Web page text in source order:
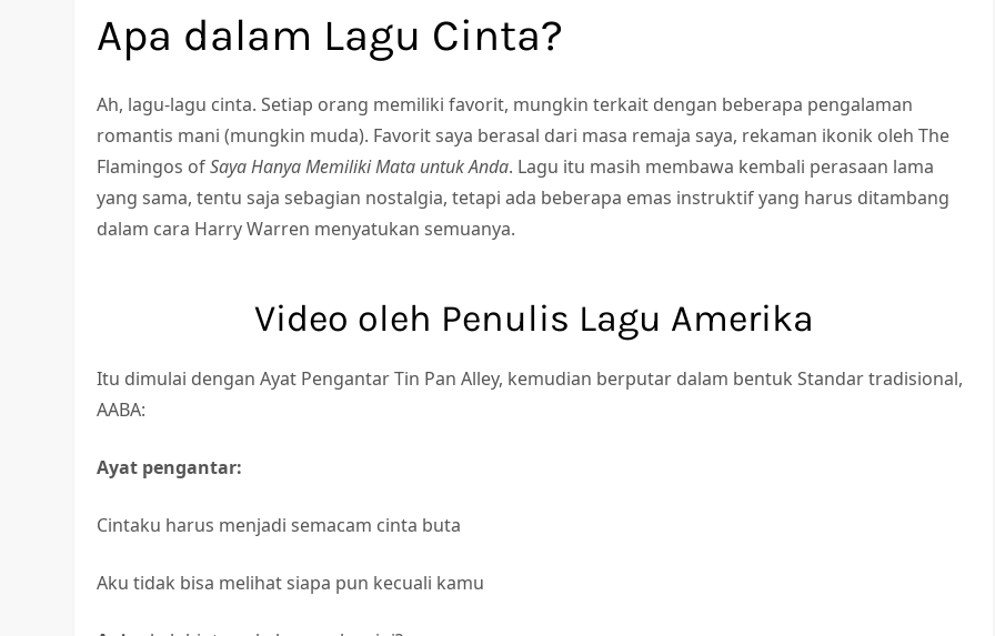
Apa dalam Lagu Cinta?
Ah, lagu-lagu cinta. Setiap orang memiliki favorit, mungkin terkait dengan beberapa pengalaman
romantis mani (mungkin muda). Favorit saya berasal dari masa remaja saya, rekaman ikonik oleh The
Flamingos ofSaya Hanya Memiliki Mata untuk Anda. Lagu itu masih membawa kembali perasaan lama
yang sama, tentu saja sebagian nostalgia, tetapi ada beberapa emas instruktif yang harus ditambang
dalam cara Harry Warren menyatukan semuanya.
Video oleh Penulis Lagu Amerika
Itu dimulai dengan Ayat Pengantar Tin Pan Alley, kemudian berputar dalam bentuk Standar tradisional,
AABA:
Ayat pengantar:
Cintaku harus menjadi semacam cinta buta
Aku tidak bisa melihat siapa pun kecuali kamu